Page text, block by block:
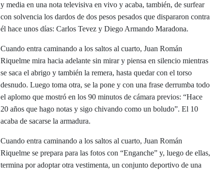
y media en una nota televisiva en vivo y acaba, también, de surfear
con solvencia los dardos de dos pesos pesados que dispararon contra
él hace unos días: Carlos Tevez y Diego Armando Maradona.
Cuando entra caminando a los saltos al cuarto, Juan Román
Riquelme mira hacia adelante sin mirar y piensa en silencio mientras
se saca el abrigo y también la remera, hasta quedar con el torso
desnudo. Luego toma otra, se la pone y con una frase derrumba todo
el aplomo que mostró en los 90 minutos de cámara previos: “Hace
20 años que hago notas y sigo chivando como un boludo”. El 10
acaba de sacarse la armadura.
Cuando entra caminando a los saltos al cuarto, Juan Román
Riquelme se prepara para las fotos con “Enganche” y, luego de ellas,
termina por adoptar otra vestimenta, un conjunto deportivo de una